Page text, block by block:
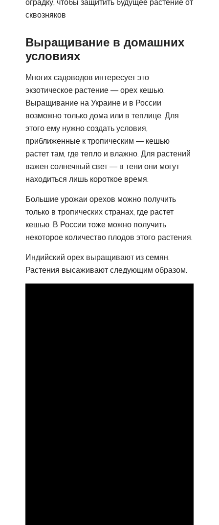
оградку, чтобы защитить будущее растение от
сквозняков
Выращивание в домашних
условиях
Многих садоводов интересует это
экзотическое растение — орех кешью.
Выращивание на Украине и в России
возможно только дома или в теплице. Для
этого ему нужно создать условия,
приближенные к тропическим — кешью
растет там, где тепло и влажно. Для растений
важен солнечный свет — в тени они могут
находиться лишь короткое время.
Большие урожаи орехов можно получить
только в тропических странах, где растет
кешью. В России тоже можно получить
некоторое количество плодов этого растения.
Индийский орех выращивают из семян.
Растения высаживают следующим образом.